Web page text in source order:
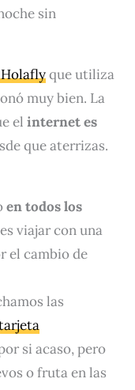
sin
que utiliza
muy bien. La
el internet es
que aterrizas.
en todos los
viajar con una
el cambio de
las
si acaso, pero
o fruta en las